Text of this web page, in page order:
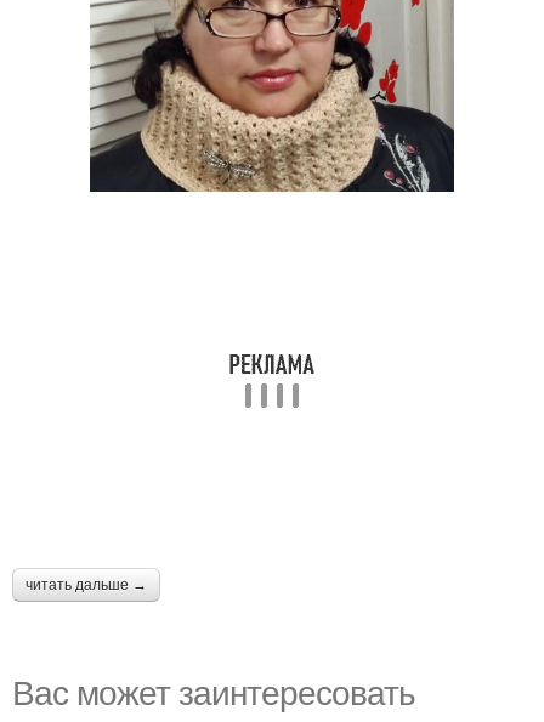
читать дальше →
Вас может заинтересовать